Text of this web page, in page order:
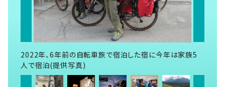
2022年、6年前の自転車旅で宿泊した宿に今年は家族5
人で宿泊(提供写真)